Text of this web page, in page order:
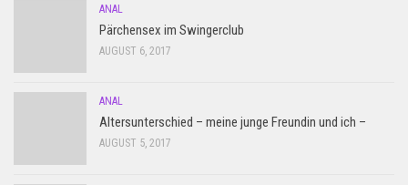
ANAL
Pärchensex im Swingerclub
AUGUST 6, 2017
ANAL
Altersunterschied – meine junge Freundin und ich –
AUGUST 5, 2017